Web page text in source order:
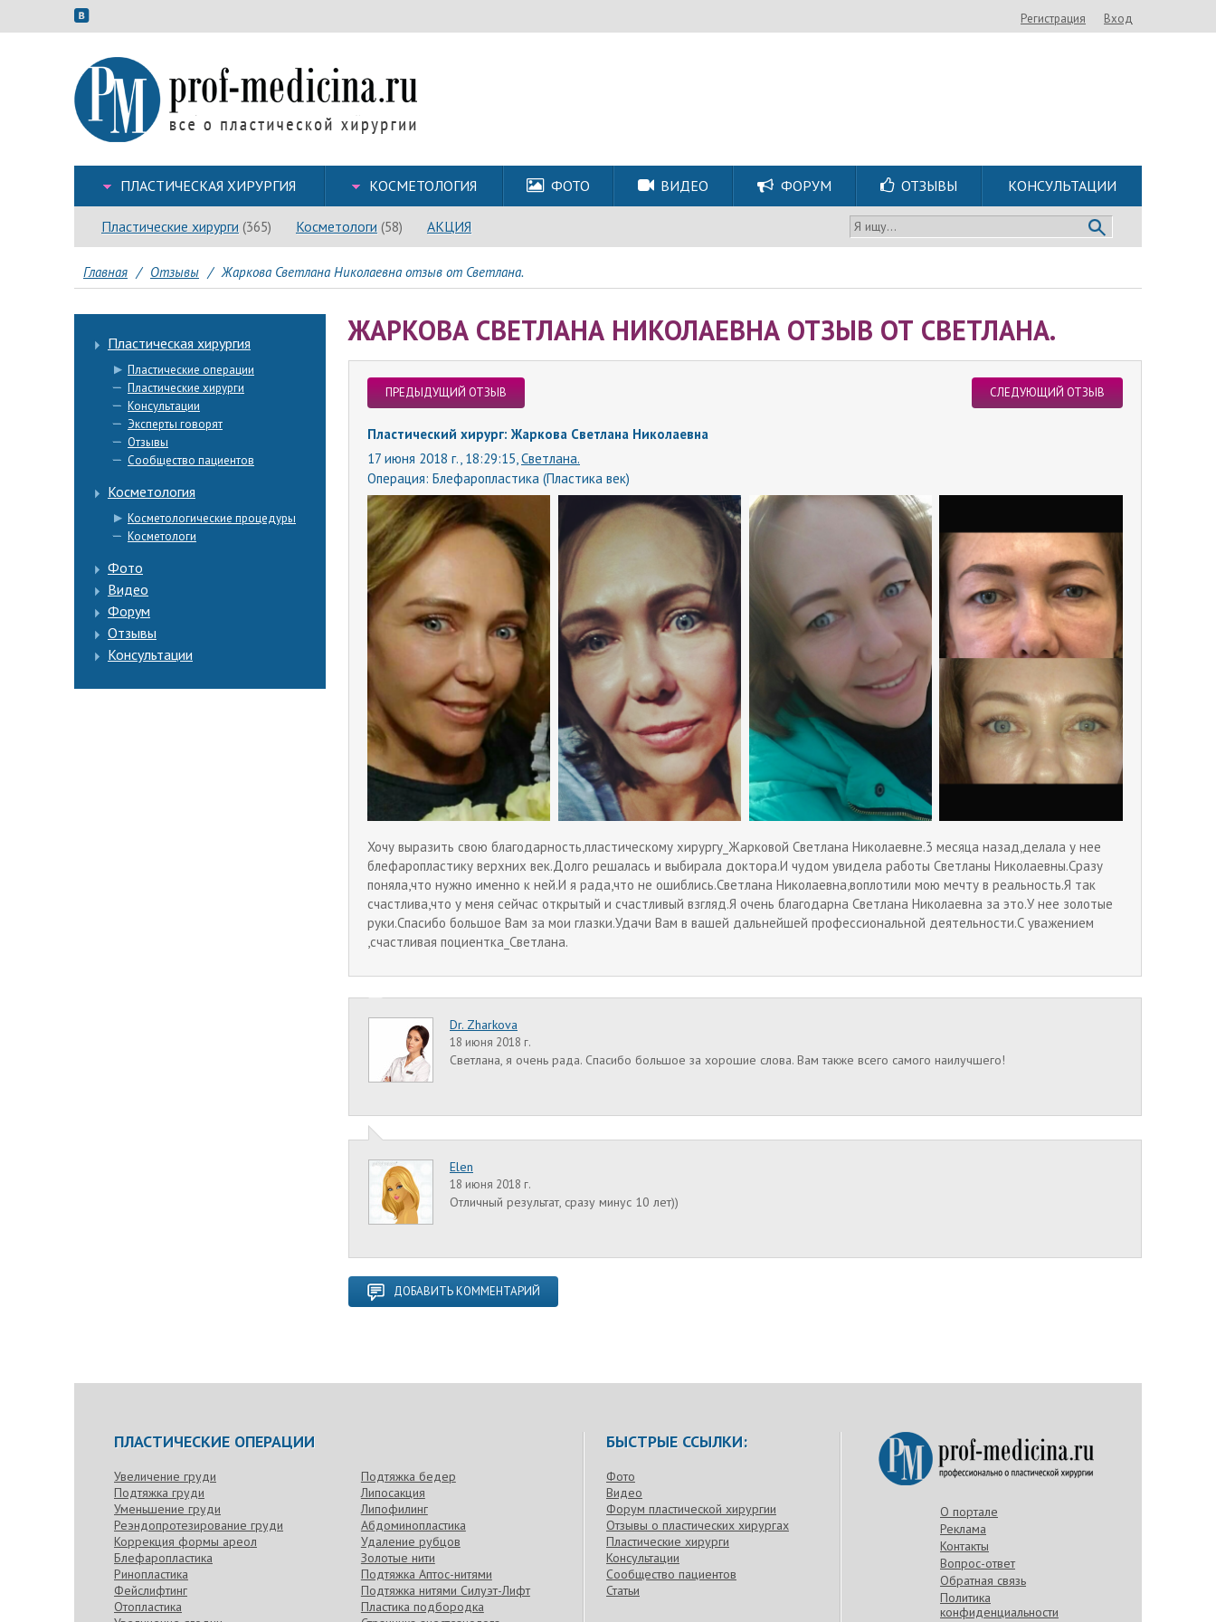
Регистрация Вход
ПЛАСТИЧЕСКАЯ ХИРУРГИЯ КОСМЕТОЛОГИЯ ФОТО ВИДЕО ФОРУМ ОТЗЫВЫ КОНСУЛЬТАЦИИ
Пластические хирурги (365) Косметологи (58) АКЦИЯ Я ищу...
Главная / Отзывы / Жаркова Светлана Николаевна отзыв от Светлана.
Пластическая хирургия
Пластические операции
Пластические хирурги
Консультации
Эксперты говорят
Отзывы
Сообщество пациентов
Косметология
Косметологические процедуры
Косметологи
Фото
Видео
Форум
Отзывы
Консультации
ЖАРКОВА СВЕТЛАНА НИКОЛАЕВНА ОТЗЫВ ОТ СВЕТЛАНА.
ПРЕДЫДУЩИЙ ОТЗЫВ СЛЕДУЮЩИЙ ОТЗЫВ
Пластический хирург: Жаркова Светлана Николаевна
17 июня 2018 г., 18:29:15, Светлана.
Операция: Блефаропластика (Пластика век)
Хочу выразить свою благодарность,пластическому хирургу_Жарковой Светлана Николаевне.3 месяца назад,делала у нее
блефаропластику верхних век.Долго решалась и выбирала доктора.И чудом увидела работы Светланы Николаевны.Сразу
поняла,что нужно именно к ней.И я рада,что не ошиблись.Светлана Николаевна,воплотили мою мечту в реальность.Я так
счастлива,что у меня сейчас открытый и счастливый взгляд.Я очень благодарна Светлана Николаевна за это.У нее золотые
руки.Спасибо большое Вам за мои глазки.Удачи Вам в вашей дальнейшей профессиональной деятельности.С уважением
,счастливая поциентка_Светлана.
Dr. Zharkova
18 июня 2018 г.
Светлана, я очень рада. Спасибо большое за хорошие слова. Вам также всего самого наилучшего!
Elen
18 июня 2018 г.
Отличный результат, сразу минус 10 лет))
ДОБАВИТЬ КОММЕНТАРИЙ
ПЛАСТИЧЕСКИЕ ОПЕРАЦИИ
Увеличение груди
Подтяжка груди
Уменьшение груди
Реэндопротезирование груди
Коррекция формы ареол
Блефаропластика
Ринопластика
Фейслифтинг
Отопластика
Подтяжка бедер
Липосакция
Липофилинг
Абдоминопластика
Удаление рубцов
Золотые нити
Подтяжка Аптос-нитями
Подтяжка нитями Силуэт-Лифт
Пластика подбородка
БЫСТРЫЕ ССЫЛКИ:
Фото
Видео
Форум пластической хирургии
Отзывы о пластических хирургах
Пластические хирурги
Консультации
Сообщество пациентов
Статьи
О портале
Реклама
Контакты
Вопрос-ответ
Обратная связь
Политика
конфиденциальности